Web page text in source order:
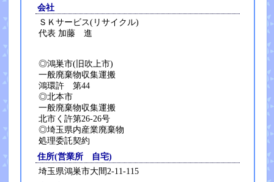
会社
ＳＫサービス(リサイクル)
代表 加藤 進
◎鴻巣市(旧吹上市)
一般廃棄物収集運搬
鴻環許 第44
◎北本市
一般廃棄物収集運搬
北市く許第26-26号
◎埼玉県内産業廃棄物
処理委託契約
住所(営業所 自宅)
埼玉県鴻巣市大間2-11-115